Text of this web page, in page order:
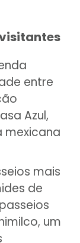
entre
Azul,
mexicana
mais
de
um